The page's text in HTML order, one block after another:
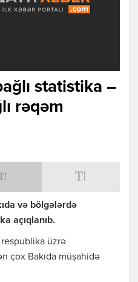
statistika –
rəqəm
və bölgələrdə
açıqlanıb.
üzrə
çox Bakıda müşahidə